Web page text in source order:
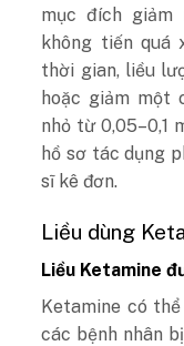
mục đích
không tiến quá
thời gian, liều
hoặc giảm một
nhỏ từ 0,05–0,1
hồ sơ tác dụng
sĩ kê đơn.
Liều dùng
Liều Ketamine
Ketamine có
các bệnh nhân